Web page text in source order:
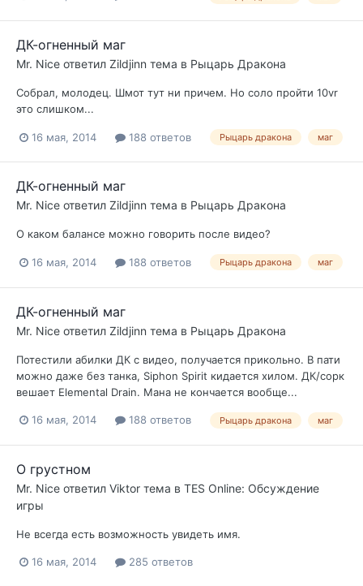
ДК-огненный маг
Mr. Nice ответил Zildjinn тема в Рыцарь Дракона
Собрал, молодец. Шмот тут ни причем. Но соло пройти 10vr
это слишком...
16 мая, 2014 188 ответов Рыцарь дракона маг
ДК-огненный маг
Mr. Nice ответил Zildjinn тема в Рыцарь Дракона
О каком балансе можно говорить после видео?
16 мая, 2014 188 ответов Рыцарь дракона маг
ДК-огненный маг
Mr. Nice ответил Zildjinn тема в Рыцарь Дракона
Потестили абилки ДК с видео, получается прикольно. В пати
можно даже без танка, Siphon Spirit кидается хилом. ДК/сорк
вешает Elemental Drain. Мана не кончается вообще...
16 мая, 2014 188 ответов Рыцарь дракона маг
О грустном
Mr. Nice ответил Viktor тема в TES Online: Обсуждение
игры
Не всегда есть возможность увидеть имя.
16 мая, 2014 285 ответов